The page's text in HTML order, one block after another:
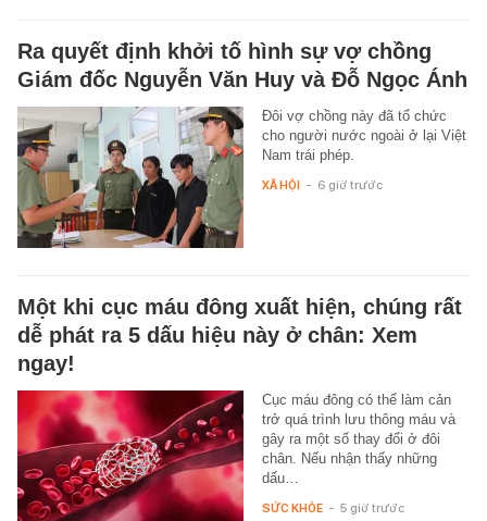
Ra quyết định khởi tố hình sự vợ chồng
Giám đốc Nguyễn Văn Huy và Đỗ Ngọc Ánh
Đôi vợ chồng này đã tổ chức
cho người nước ngoài ở lại Việt
Nam trái phép.
XÃ HỘI - 6 giờ trước
Một khi cục máu đông xuất hiện, chúng rất
dễ phát ra 5 dấu hiệu này ở chân: Xem
ngay!
Cục máu đông có thể làm cản
trở quá trình lưu thông máu và
gây ra một số thay đổi ở đôi
chân. Nếu nhận thấy những
dấu…
SỨC KHỎE - 5 giờ trước